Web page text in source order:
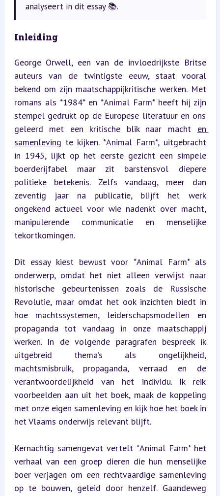
analyseert in dit essay 📚.
Inleiding
George Orwell, een van de invloedrijkste Britse
auteurs van de twintigste eeuw, staat vooral
bekend om zijn maatschappijkritische werken. Met
romans als *1984* en *Animal Farm* heeft hij zijn
stempel gedrukt op de Europese literatuur en ons
geleerd met een kritische blik naar macht en
samenleving te kijken. *Animal Farm*, uitgebracht
in 1945, lijkt op het eerste gezicht een simpele
boerderijfabel maar zit barstensvol diepere
politieke betekenis. Zelfs vandaag, meer dan
zeventig jaar na publicatie, blijft het werk
ongekend actueel voor wie nadenkt over macht,
manipulerende communicatie en menselijke
tekortkomingen.
Dit essay kiest bewust voor *Animal Farm* als
onderwerp, omdat het niet alleen verwijst naar
historische gebeurtenissen zoals de Russische
Revolutie, maar omdat het ook inzichten biedt in
hoe machtssystemen, leiderschapsmodellen en
propaganda tot vandaag in onze maatschappij
werken. In de volgende paragrafen bespreek ik
uitgebreid thema’s als ongelijkheid,
machtsmisbruik, propaganda, verraad en de
verantwoordelijkheid van het individu. Ik reik
voorbeelden aan uit het boek, maak de koppeling
met onze eigen samenleving en kijk hoe het boek in
het Vlaams onderwijs relevant blijft.
Kernachtig samengevat vertelt *Animal Farm* het
verhaal van een groep dieren die hun menselijke
boer verjagen om een rechtvaardige samenleving
op te bouwen, geleid door henzelf. Gaandeweg